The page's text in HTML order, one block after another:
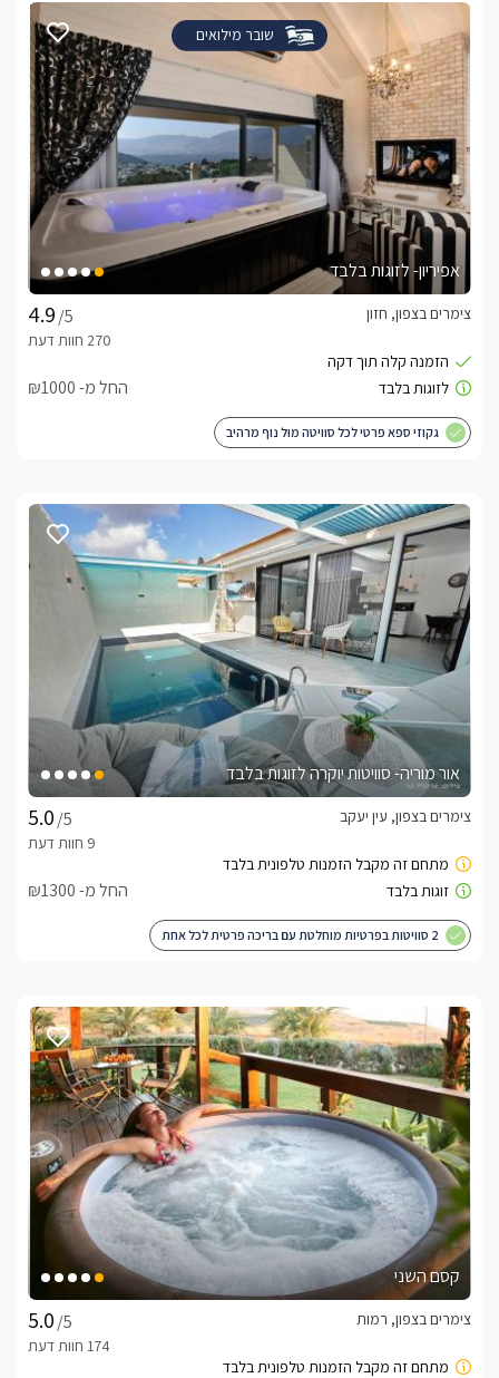
שובר מילואים
אפיריון- לזוגות בלבד
/5
צימרים בצפון, חזון
החל מ- ₪1000
גקוזי ספא פרטי לכל סוויטה מול נוף מרהיב
אור מוריה- סוויטות יוקרה לזוגות בלבד
/5
צימרים בצפון, עין יעקב
החל מ- ₪1300
2 סוויטות בפרטיות מוחלטת עם בריכה פרטית לכל אחת
קסם השני
/5
צימרים בצפון, רמות